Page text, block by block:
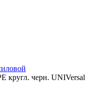
черн. UNIVersal